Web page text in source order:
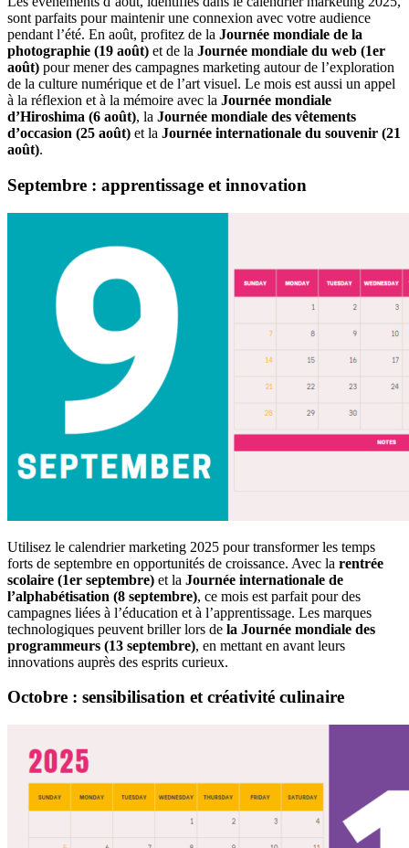
sont parfaits pour maintenir une connexion avec votre audience
pendant l’été. En août, profitez de la Journée mondiale de la
photographie (19 août) et de la Journée mondiale du web (1er
août) pour mener des campagnes marketing autour de l’exploration
de la culture numérique et de l’art visuel. Le mois est aussi un appel
à la réflexion et à la mémoire avec la Journée mondiale
d’Hiroshima (6 août), la Journée mondiale des vêtements
d’occasion (25 août) et la Journée internationale du souvenir (21
août).
Septembre : apprentissage et innovation
Utilisez le calendrier marketing 2025 pour transformer les temps
forts de septembre en opportunités de croissance. Avec la rentrée
scolaire (1er septembre) et la Journée internationale de
l’alphabétisation (8 septembre), ce mois est parfait pour des
campagnes liées à l’éducation et à l’apprentissage. Les marques
technologiques peuvent briller lors de la Journée mondiale des
programmeurs (13 septembre), en mettant en avant leurs
innovations auprès des esprits curieux.
Octobre : sensibilisation et créativité culinaire